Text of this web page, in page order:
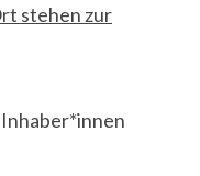
stehen zur